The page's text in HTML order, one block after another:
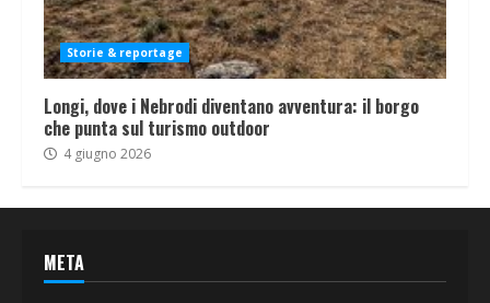
Storie & reportage
Longi, dove i Nebrodi diventano avventura: il borgo
che punta sul turismo outdoor
4 giugno 2026
META